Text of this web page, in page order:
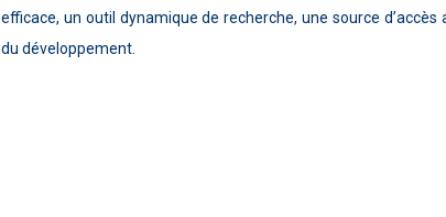
efficace, un outil dynamique de recherche, une source
du développement.